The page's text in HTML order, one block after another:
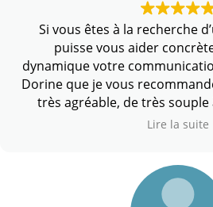
Si vous êtes à la recherche
puisse vous aider
dynamique votre
Dorine que je vous
très agréable, de très souple
s’adapter et démystifier le
Lire la suite